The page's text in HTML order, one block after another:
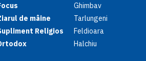
de mâine
Religios
Ghimbav
Tarlungeni
Feldioara
Halchiu